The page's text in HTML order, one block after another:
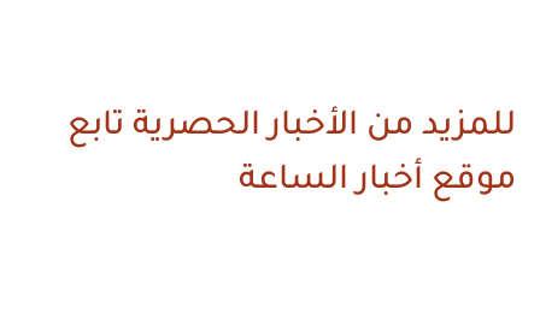
للمزيد من الأخبار الحصرية تابع
موقع أخبار الساعة